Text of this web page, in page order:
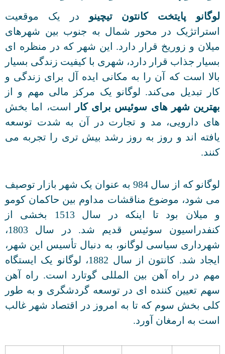
لوگانو پایتخت کانتون تیچینو در یک موقعیت
استراتژیک در محور شمال به جنوب بین شهرهای
میلان و زوریخ قرار دارد. این شهر که در منظره ای
بسیار جذاب قرار دارد، شهری با کیفیت زندگی بسیار
بالا است که آن را به مکانی ایده آل برای زندگی و
کار تبدیل می‌کند. لوگانو یک مرکز مالی مهم و از
بهترین شهر های سوئیس برای کار
است، اما بخش
های دارویی، مد و تجارت در آن به شدت توسعه
یافته اند و روز به روز رشد بیش تری را تجربه می
کنند.
لوگانو که از سال 984 به عنوان یک شهر بازار توصیف
می شود، موضوع مناقشات مداوم بین حاکمان کومو
و میلان بود تا اینکه در سال 1513 بخشی از
کنفدراسیون سوئیس قدیم شد. در سال 1803،
شهرداری سیاسی لوگانو، به دنبال تأسیس این شهر،
ایجاد شد. کانتون از سال 1882، لوگانو یک ایستگاه
مهم در راه آهن بین المللی گوتارد است. راه آهن
سهم تعیین کننده ای در توسعه گردشگری و به طور
کلی بخش سوم که تا به امروز در اقتصاد شهر غالب
است به ارمغان آورد.